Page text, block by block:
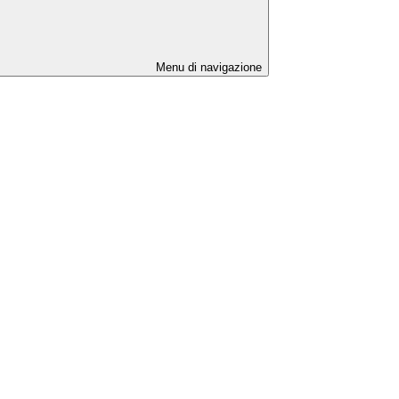
Menu di navigazione